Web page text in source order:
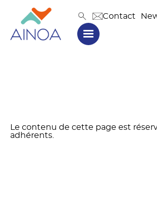
Contact
Le contenu de cette page est
adhérents.